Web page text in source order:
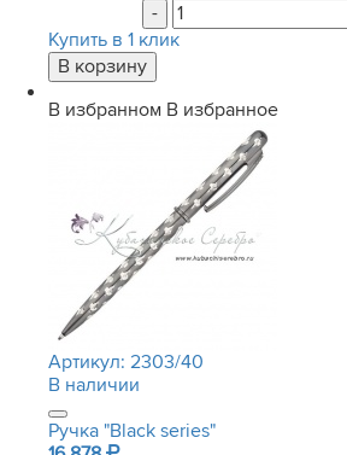
-
Купить в 1 клик
В избранном В избранное
Артикул: 2303/40
В наличии
Ручка "Black series"